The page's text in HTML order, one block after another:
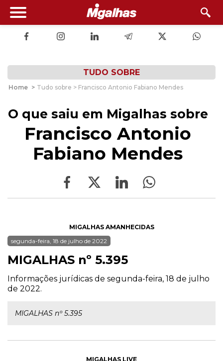
TUDO SOBRE
Home > Tudo sobre > Francisco Antonio Fabiano Mendes
O que saiu em Migalhas sobre
Francisco Antonio
Fabiano Mendes
MIGALHAS AMANHECIDAS
segunda-feira, 18 de julho de 2022
MIGALHAS nº 5.395
Informações jurídicas de segunda-feira, 18 de julho
de 2022.
MIGALHAS nº 5.395
MIGALHAS LIVE